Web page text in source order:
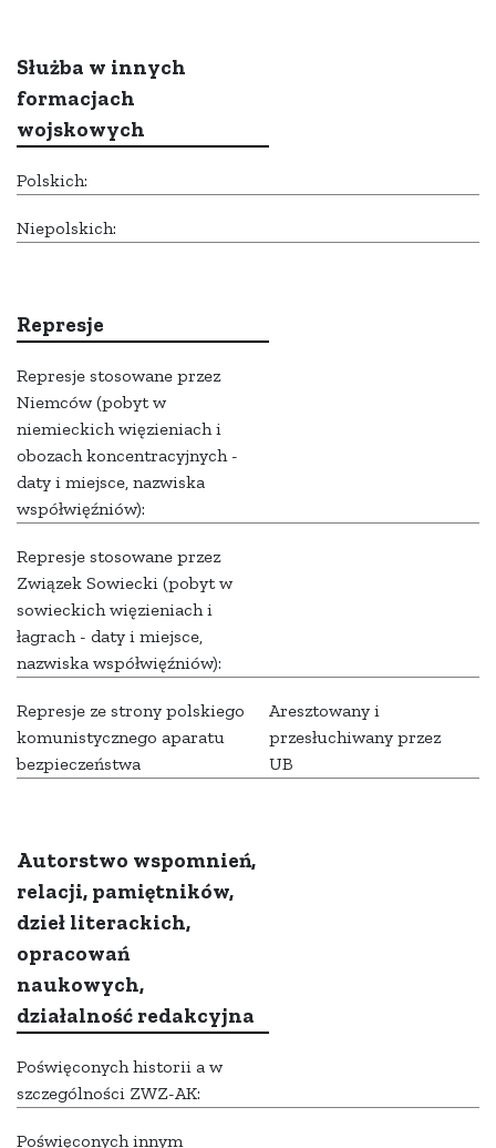
Służba w innych
formacjach
wojskowych
Polskich:
Niepolskich:
Represje
Represje stosowane przez
Niemców (pobyt w
niemieckich więzieniach i
obozach koncentracyjnych -
daty i miejsce, nazwiska
współwięźniów):
Represje stosowane przez
Związek Sowiecki (pobyt w
sowieckich więzieniach i
łagrach - daty i miejsce,
nazwiska współwięźniów):
Represje ze strony polskiego
komunistycznego aparatu
bezpieczeństwa
Aresztowany i
przesłuchiwany przez
UB
Autorstwo wspomnień,
relacji, pamiętników,
dzieł literackich,
opracowań
naukowych,
działalność redakcyjna
Poświęconych historii a w
szczególności ZWZ-AK:
Poświęconych innym